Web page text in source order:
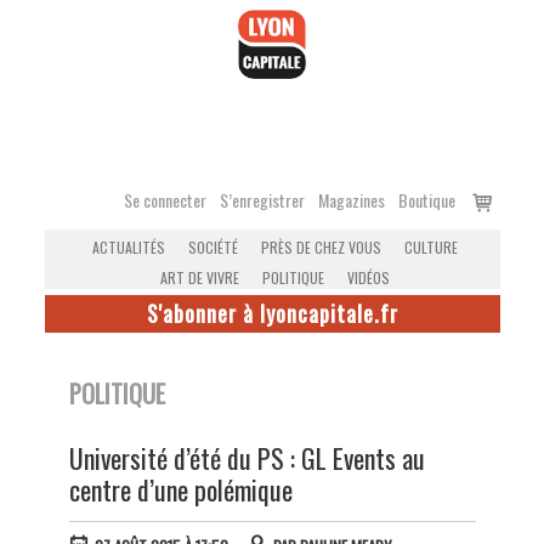
Se connecter S’enregistrer Magazines Boutique
Voir
ACTUALITÉS SOCIÉTÉ PRÈS DE CHEZ VOUS
CULTURE
ART DE VIVRE
POLITIQUE VIDÉOS
S'abonner à lyoncapitale.fr
POLITIQUE
Université d’été du PS : GL Events au
centre d’une polémique